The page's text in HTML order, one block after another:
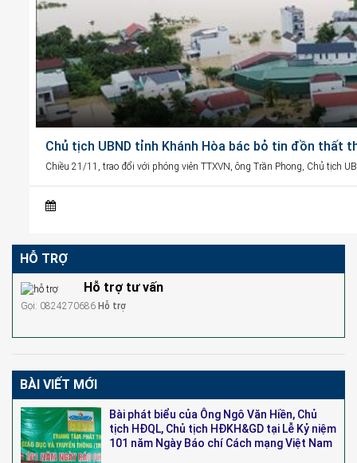
Chủ tịch UBND tỉnh Khánh Hòa bác bỏ tin đồn thất
Chiều 21/11, trao đổi với phóng viên TTXVN, ông Trần Phong, Chủ tịch
HỖ TRỢ
Hỗ trợ tư vấn
Gọi: 0824270686 Hỗ trợ
BÀI VIẾT MỚI
Bài phát biểu của Ông Ngô Văn Hiền, Chủ
tịch HĐQL, Chủ tịch HĐKH&GD tại Lễ Kỷ niệm
101 năm Ngày Báo chí Cách mạng Việt Nam